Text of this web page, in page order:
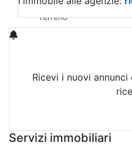
Terreno edificabile
Terreno
Ricevi i nuovi
Servizi immobiliari